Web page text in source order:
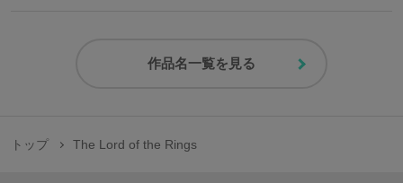
作品名一覧を見る
トップ The Lord of the Rings